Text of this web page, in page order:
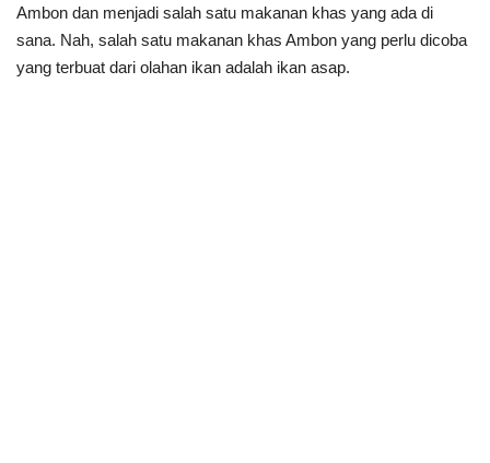
Ambon dan menjadi salah satu makanan khas yang ada di
sana. Nah, salah satu makanan khas Ambon yang perlu dicoba
yang terbuat dari olahan ikan adalah ikan asap.